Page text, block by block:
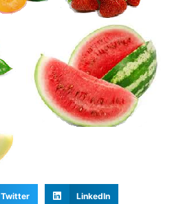
Twitter LinkedIn